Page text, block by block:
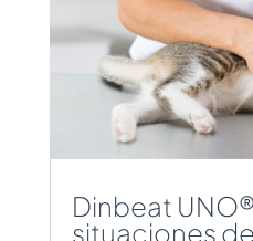
Dinbeat
situaciones